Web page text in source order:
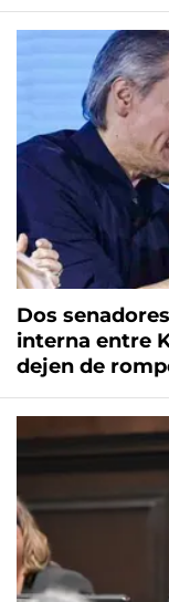
Dos
interna entre
dejen de